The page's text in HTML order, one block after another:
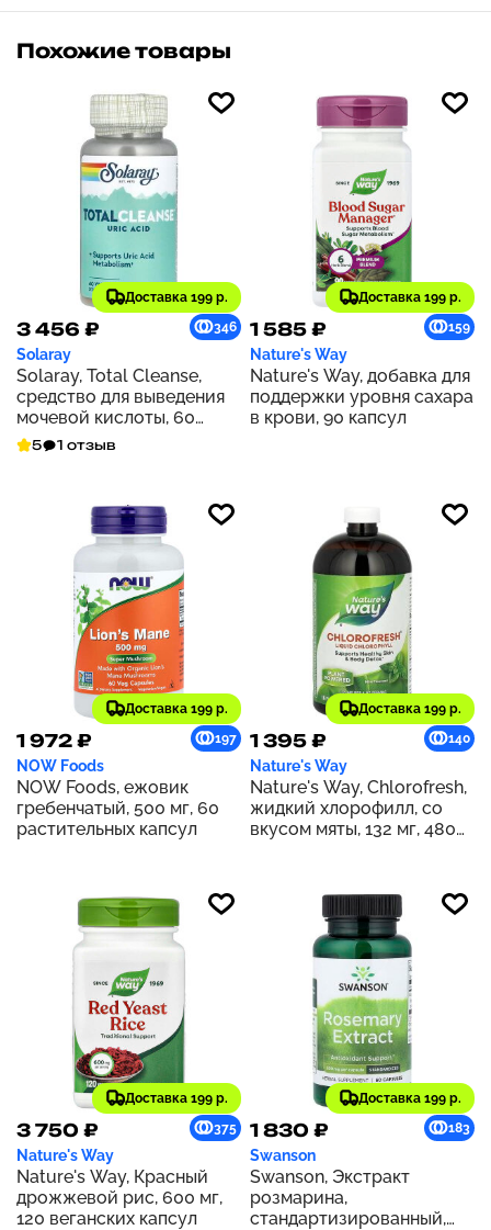
Похожие товары
Доставка 199 р.
3 456 ₽ 346
Solaray
Solaray, Total Cleanse,
средство для выведения
мочевой кислоты, 60
растительных капсул
5 1 отзыв
Доставка 199 р.
1 585 ₽ 159
Nature's Way
Nature's Way, добавка для
поддержки уровня сахара
в крови, 90 капсул
Доставка 199 р.
1 972 ₽ 197
NOW Foods
NOW Foods, ежовик
гребенчатый, 500 мг, 60
растительных капсул
Доставка 199 р.
1 395 ₽ 140
Nature's Way
Nature's Way, Chlorofresh,
жидкий хлорофилл, со
вкусом мяты, 132 мг, 480
Доставка 199 р.
3 750 ₽ 375
Nature's Way
Nature's Way, Красный
дрожжевой рис, 600 мг,
120 веганских капсул
Доставка 199 р.
1 830 ₽ 183
Swanson
Swanson, Экстракт
розмарина,
стандартизированный,